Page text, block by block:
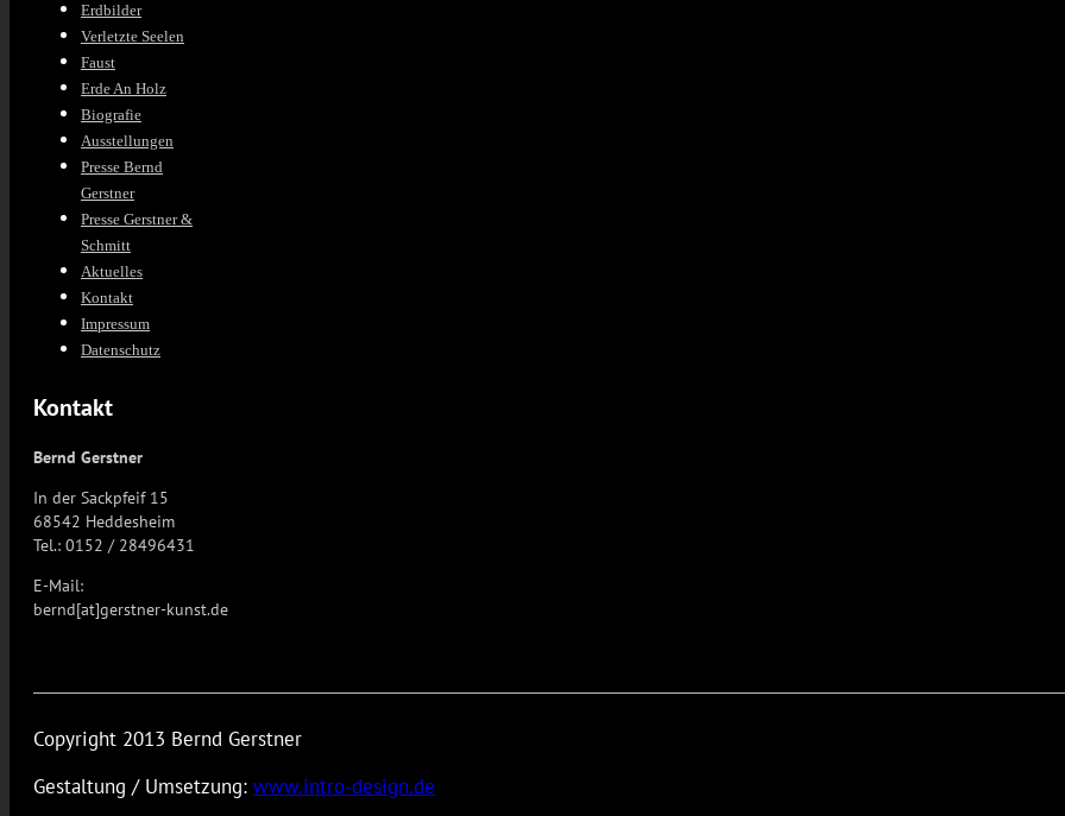
Erdbilder
Verletzte Seelen
Faust
Erde An Holz
Biografie
Ausstellungen
Presse Bernd
Gerstner
Presse Gerstner &
Schmitt
Aktuelles
Kontakt
Impressum
Datenschutz
Kontakt
Bernd Gerstner
In der Sackpfeif 15
68542 Heddesheim
Tel.: 0152 / 28496431
E-Mail:
bernd[at]gerstner-kunst.de
Copyright 2013 Bernd Gerstner
Gestaltung / Umsetzung: www.intro-design.de